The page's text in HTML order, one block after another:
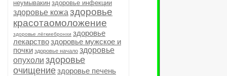
неумывакин здоровье инфекции
здоровье кожа здоровье
красотаомоложение
здоровье лёгкиебронхи здоровье
лекарствоздоровье мужское и
почки здоровье начало здоровье
опухоли здоровье
очищениездоровье печень